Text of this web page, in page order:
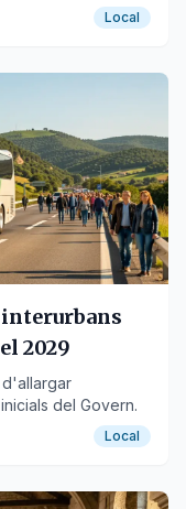
Local
interurbans
2029
del Govern.
Local